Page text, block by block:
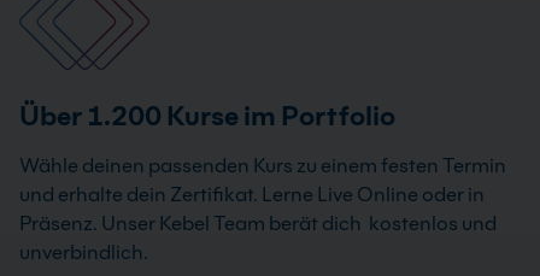
Über 1.200 Kurse im Portfolio
Wähle deinen passenden Kurs zu einem festen Termin
und erhalte dein Zertifikat. Lerne Live Online oder in
Präsenz. Unser Kebel Team berät dich kostenlos und
unverbindlich.